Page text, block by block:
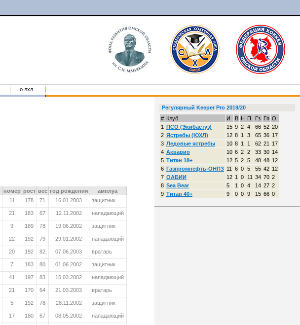
о лхл
номер рост вес год рождения
амплуа
11 178 71 16.01.2003 защитник
21 183 67 12.11.2002 нападающий
9 189 78 19.06.2002 защитник
22 192 79 29.01.2002 нападающий
20 192 82 07.06.2003 вратарь
7 183 80 01.06.2002 защитник
41 197 83 15.03.2002 нападающий
21 170 64 21.03.2003 вратарь
5 192 78 28.11.2002 защитник
17 180 67 08.05.2002 нападающий
Регулярный Keeper Pro 2019/20
# Клуб И В Н П Гз Гп О
1 ПСО (Экибастуз) 15 9 2 4 66 52 20
2 Ястребы (ЮХЛ) 12 8 1 3 65 36 17
3 Ледовые ястребы 10 8 1 1 62 21
17
4 Акварио 10 6 2 2 33 30 14
5 Титан 18+ 12 5 2 5 48 48 12
6 Газпромнефть-ОНПЗ 11 6 0 5 55 42 12
7 ОАБИИ 12 1 0 11 34 70 2
8 Sea Bear 5 1 0 4 14 27 2
9 Титан 40+ 9 0 0 9 15 66 0